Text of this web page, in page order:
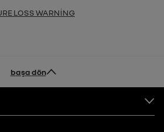
LOSS WARNING
başa dön